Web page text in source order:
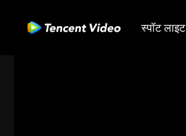
स्पॉट लाइट